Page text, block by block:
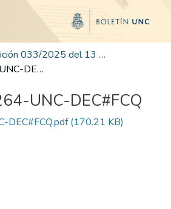
Edición 033/2025 del 13 de agosto de 2025
RD-2025-1264-UNC-DEC#FCQ
UNC-DEC#FCQ
(170.21 KB)